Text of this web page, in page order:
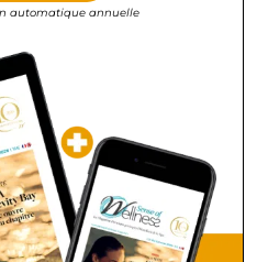
automatique annuelle